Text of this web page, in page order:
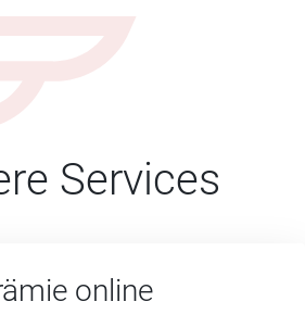
Services
online